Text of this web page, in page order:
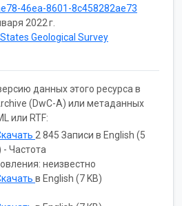
46ea-8601-8c458282ae73
2022 г.
Geological Survey
данных этого ресурса в
(DwC-A) или метаданных
или RTF:
2 845 Записи в English (5
- Частота
неизвестно
в English (7 KB)